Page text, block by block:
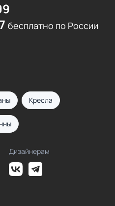
бесплатно по России
Кресла
Дизайнерам